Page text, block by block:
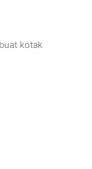
kotak